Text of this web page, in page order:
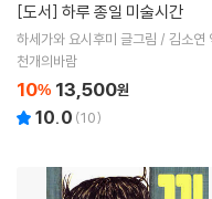
[도서] 하루 종일 미술시간
하세가와 요시후미 글그림 / 김소연
천개의바람
10% 13,500원
10.0 (10)